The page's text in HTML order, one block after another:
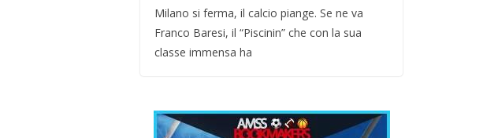
Milano si ferma, il calcio piange. Se ne va
Franco Baresi, il “Piscinin” che con la sua
classe immensa ha